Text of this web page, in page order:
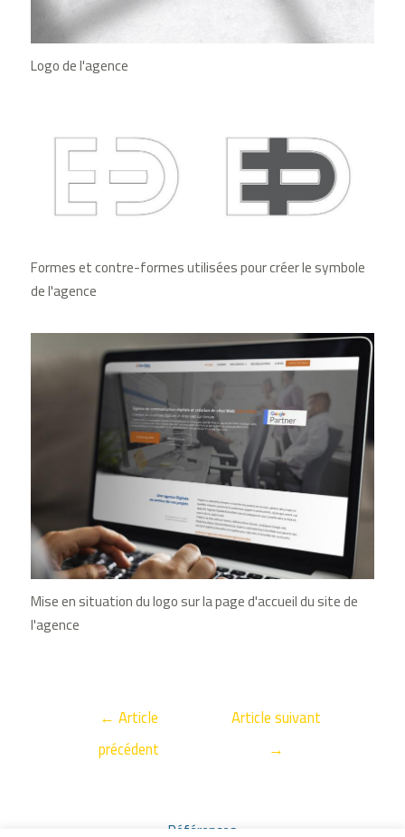
Logo de l'agence
Formes et contre-formes utilisées pour créer le symbole
de l'agence
Mise en situation du logo sur la page d'accueil du site de
l'agence
← Article
précédent
Article suivant
→
Références